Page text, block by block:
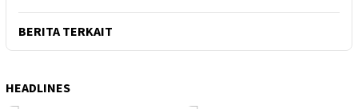
BERITA TERKAIT
HEADLINES